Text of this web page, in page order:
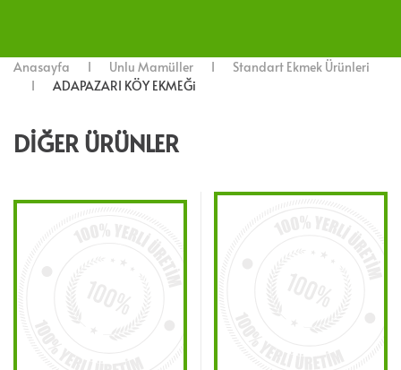
Anasayfa Unlu Mamüller
Standart Ekmek Ürünleri
ADAPAZARI KÖY EKMEĞi
DIĞER ÜRÜNLER